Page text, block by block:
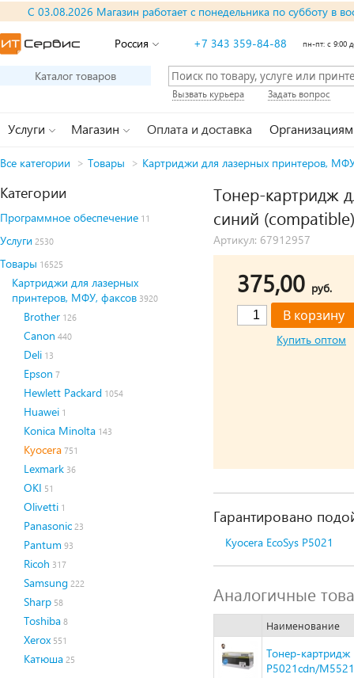
С 03.08.2026 Магазин работает с понедельника по субботу в
Россия +7 343 359-84-88 пн-пт: с 9:00
Каталог товаров
Вызвать курьера Задать вопрос
Услуги Магазин Оплата и доставка Организациям
Все категории > Товары > Картриджи для лазерных принтеров,
Категории
Программное обеспечение 11
Услуги 2530
Товары 16525
Картриджи для лазерных
принтеров, МФУ, факсов 3920
Brother 126
Canon 440
Deli 13
Epson 7
Hewlett Packard 1054
Huawei 1
Konica Minolta 143
Kyocera 751
Lexmark 36
OKI 51
Olivetti 1
Panasonic 23
Pantum 93
Ricoh 317
Samsung 222
Sharp 58
Toshiba 8
Xerox 551
Катюша 25
Тонер-картридж
синий (compatible)
Артикул: 67912957
375,00 руб.
Купить оптом
Гарантировано
Kyocera EcoSys P5021
Аналогичные
Наименование
Тонер-картридж
P5021cdn/